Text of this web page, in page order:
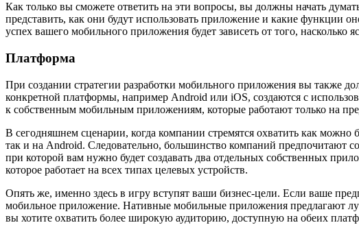
Как только вы сможете ответить на эти вопросы, вы должны начать
представить, как они будут использовать приложение и какие функции
успех вашего мобильного приложения будет зависеть от того,
Платформа
При создании стратегии разработки мобильного приложения вы также
конкретной платформы, например Android или iOS, создаются с
к собственным мобильным приложениям, которые работают только на
В сегодняшнем сценарии, когда компании стремятся охватить как
так и на Android. Следовательно, большинство компаний предпочитают
при которой вам нужно будет создавать два отдельных собственных
которое работает на всех типах целевых устройств.
Опять же, именно здесь в игру вступят ваши бизнес-цели. Если ваше
мобильное приложение. Нативные мобильные приложения предлагают
вы хотите охватить более широкую аудиторию, доступную на обеих